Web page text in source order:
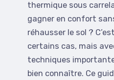
thermique sous
gagner en confort
réhausser le sol ?
certains cas, mais
techniques
bien connaître. Ce